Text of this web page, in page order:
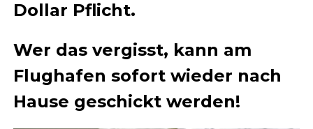
Dollar Pflicht.
Wer das vergisst, kann am
Flughafen sofort wieder nach
Hause geschickt werden!